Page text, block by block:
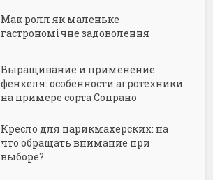
Мак ролл як маленьке
гастрономічне задоволення
Выращивание и применение
фенхеля: особенности агротехники
на примере сорта Сопрано
Кресло для парикмахерских: на
что обращать внимание при
выборе?